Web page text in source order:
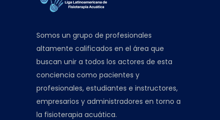
Somos un grupo de profesionales
altamente calificados en el área que
buscan unir a todos los actores de esta
conciencia como pacientes y
profesionales, estudiantes e instructores,
empresarios y administradores en torno a
la fisioterapia acuática.